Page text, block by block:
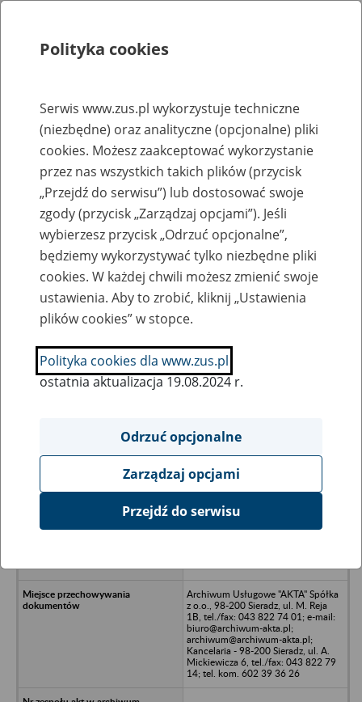
Rejestry, ewidencje i archiwa
Baza zlikwidowanych lub
przekształconych zakładów pracy
Nazwa zakładu pracy:
SZUKAJ
Ukryj wszystkie pozycje bazy
REX BUT Spółdzielnia Inwalidów
Archiwum Usługowe "AKTA" Spółka
z o.o., 98-200 Sieradz, ul. M. Reja
1B, tel./fax: 043 822 74 01; e-mail:
biuro@archiwum-akta.pl;
archiwum@archiwum-akta.pl;
Kancelaria - 98-200 Sieradz, ul. A.
Mickiewicza 6, tel./fax: 043 822 79
14; tel. kom. 602 39 36 26
Polityka cookies
Serwis www.zus.pl wykorzystuje techniczne
(niezbędne) oraz analityczne (opcjonalne) pliki
cookies. Możesz zaakceptować wykorzystanie
przez nas wszystkich takich plików (przycisk
„Przejdź do serwisu”) lub dostosować swoje
zgody (przycisk „Zarządzaj opcjami”). Jeśli
wybierzesz przycisk „Odrzuć opcjonalne”,
będziemy wykorzystywać tylko niezbędne pliki
cookies. W każdej chwili możesz zmienić swoje
ustawienia. Aby to zrobić, kliknij „Ustawienia
plików cookies” w stopce.
Polityka cookies dla www.zus.pl
ostatnia aktualizacja 19.08.2024 r.
Odrzuć opcjonalne
Zarządzaj opcjami
Przejdź do serwisu